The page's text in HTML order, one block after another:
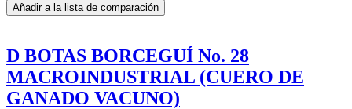
Añadir a la lista de comparación
D BOTAS BORCEGUÍ No. 28
MACROINDUSTRIAL (CUERO DE
GANADO VACUNO)